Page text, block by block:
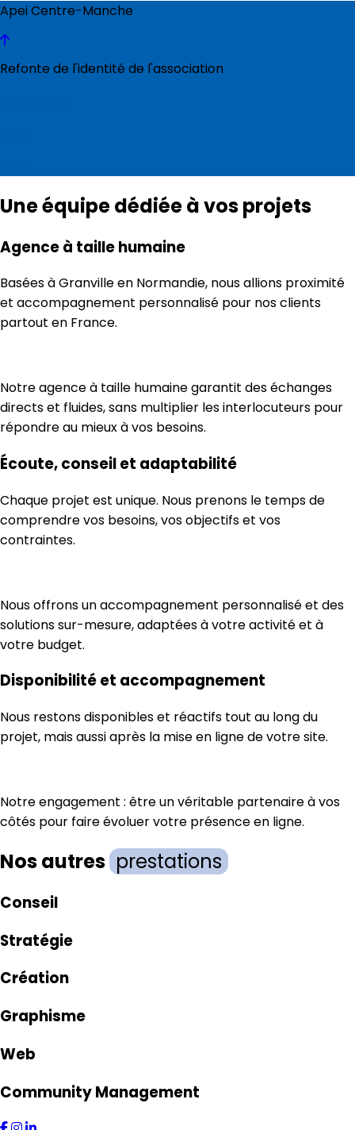
Apei Centre-Manche
Refonte de l'identité de l'association
Une équipe dédiée à vos projets
Agence à taille humaine
Basées à Granville en Normandie, nous allions proximité
et accompagnement personnalisé pour nos clients
partout en France.
Notre agence à taille humaine garantit des échanges
directs et fluides, sans multiplier les interlocuteurs pour
répondre au mieux à vos besoins.
Écoute, conseil et adaptabilité
Chaque projet est unique. Nous prenons le temps de
comprendre vos besoins, vos objectifs et vos
contraintes.
Nous offrons un accompagnement personnalisé et des
solutions sur-mesure, adaptées à votre activité et à
votre budget.
Disponibilité et accompagnement
Nous restons disponibles et réactifs tout au long du
projet, mais aussi après la mise en ligne de votre site.
Notre engagement : être un véritable partenaire à vos
côtés pour faire évoluer votre présence en ligne.
Nos autres prestations
Conseil
Stratégie
Création
Graphisme
Web
Community Management